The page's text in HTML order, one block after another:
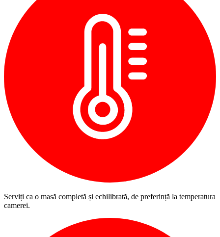
Serviți ca o masă completă și echilibrată, de preferință la temperatura
camerei.